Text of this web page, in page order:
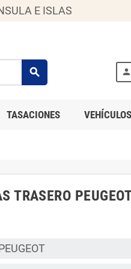
E ISLAS
search person
TASACIONES
TRASERO